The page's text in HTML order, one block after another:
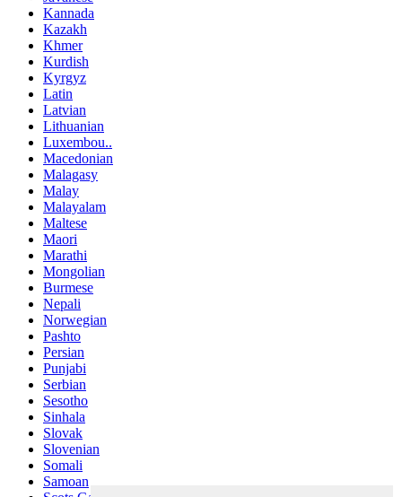
Kannada
Kazakh
Khmer
Kurdish
Kyrgyz
Latin
Latvian
Lithuanian
Luxembou..
Macedonian
Malagasy
Malay
Malayalam
Maltese
Maori
Marathi
Mongolian
Burmese
Nepali
Norwegian
Pashto
Persian
Punjabi
Serbian
Sesotho
Sinhala
Slovak
Slovenian
Somali
Samoan